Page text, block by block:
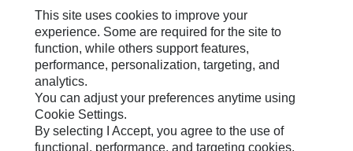
تفضيلات التسويق الخاصة بي
خريطة الموقع
Cookie Settings
This site uses cookies to improve your
experience. Some are required for the site to
function, while others support features,
performance, personalization, targeting, and
analytics.
You can adjust your preferences anytime using
Cookie Settings.
By selecting I Accept, you agree to the use of
functional, performance, and targeting cookies.